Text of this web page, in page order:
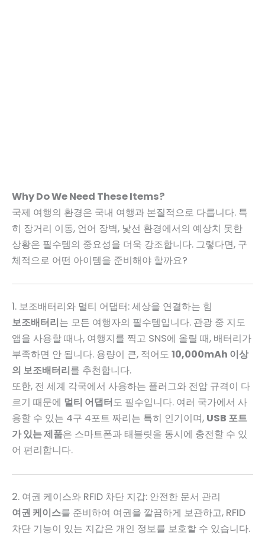
Why Do We Need These Items?
국제 여행의 환경은 국내 여행과 본질적으로 다릅니다. 특
히 장거리 이동, 언어 장벽, 낯선 환경에서의 예상치 못한
상황은 필수템의 중요성을 더욱 강조합니다. 그렇다면, 구
체적으로 어떤 아이템을 준비해야 할까요?
1. 보조배터리와 멀티 어댑터: 세상을 연결하는 힘
보조배터리는 모든 여행자의 필수템입니다. 관광 중 지도
앱을 사용할 때나, 여행지를 찍고 SNS에 올릴 때, 배터리가
부족하면 안 됩니다. 용량이 큰, 적어도 10,000mAh 이상
의 보조배터리를 추천합니다.
또한, 전 세계 각국에서 사용하는 플러그와 전압 규격이 다
르기 때문에 멀티 어댑터도 필수입니다. 여러 국가에서 사
용할 수 있는 4구 4포트 짜리는 특히 인기이며, USB 포트
가 있는 제품은 스마트폰과 태블릿을 동시에 충전할 수 있
어 편리합니다.
2. 여권 케이스와 RFID 차단 지갑: 안전한 문서 관리
여권 케이스를 준비하여 여권을 깔끔하게 보관하고, RFID
차단 기능이 있는 지갑은 개인 정보를 보호할 수 있습니다.